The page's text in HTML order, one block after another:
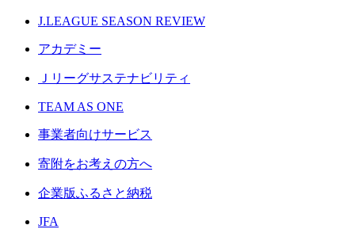
J.LEAGUE SEASON REVIEW
アカデミー
Ｊリーグサステナビリティ
TEAM AS ONE
事業者向けサービス
寄附をお考えの方へ
企業版ふるさと納税
JFA